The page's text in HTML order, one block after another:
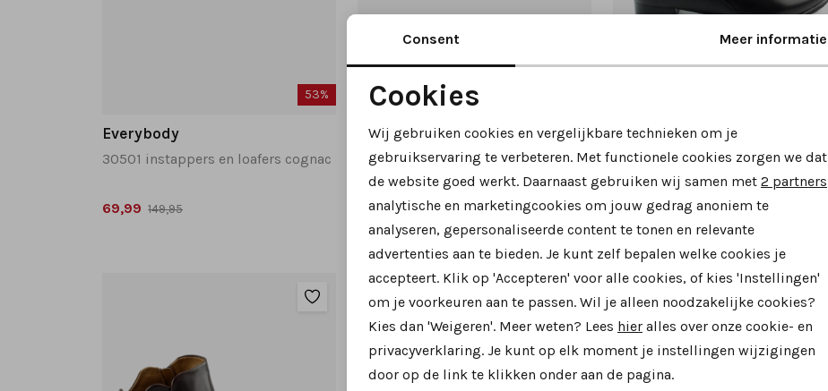
53%
Everybody
30501 instappers en loafers cognac
69,99 149,95
Everybody
17405 instappers en loafers zwart
69,99 149,95
Everybody
Vienna korte laarsjes zwart
129,99 169,95
Noodzakelijke cookies
Analytische cookies Marketing cookies
Consent Meer informatie
Cookies
Wij gebruiken cookies en vergelijkbare technieken om je
gebruikservaring te verbeteren. Met functionele cookies zorgen we dat
de website goed werkt. Daarnaast gebruiken wij samen met 2 partners
analytische en marketingcookies om jouw gedrag anoniem te
analyseren, gepersonaliseerde content te tonen en relevante
advertenties aan te bieden. Je kunt zelf bepalen welke cookies je
accepteert. Klik op 'Accepteren' voor alle cookies, of kies 'Instellingen'
om je voorkeuren aan te passen. Wil je alleen noodzakelijke cookies?
Kies dan 'Weigeren'. Meer weten? Lees hier alles over onze cookie- en
privacyverklaring. Je kunt op elk moment je instellingen wijzigingen
door op de link te klikken onder aan de pagina.